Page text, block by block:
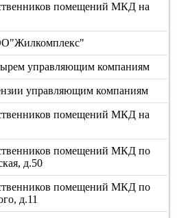
помещений МКД на
управляющим компаниям
управляющим компаниям
помещений МКД на
помещений МКД по
д.50
помещений МКД по
д.11